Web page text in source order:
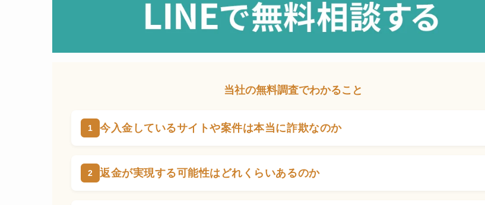
当社の無料調査でわかること
今入金しているサイトや案件は本当に詐欺なのか
返金が実現する可能性はどれくらいあるのか